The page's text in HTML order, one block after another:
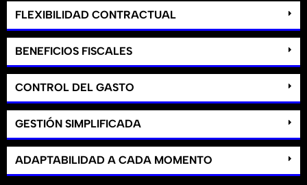
FLEXIBILIDAD CONTRACTUAL
BENEFICIOS FISCALES
CONTROL DEL GASTO
GESTIÓN SIMPLIFICADA
ADAPTABILIDAD A CADA MOMENTO